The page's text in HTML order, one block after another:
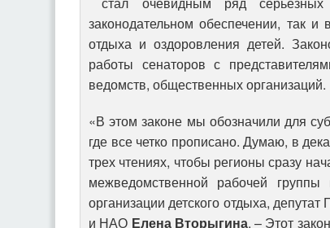
законодательном обеспечении, так и
отдыха и оздоровления детей.
работы сенаторов с
ведомств, общественных организаций.
«В этом законе мы обозначили для
где все четко прописано. Думаю, в
трех чтениях, чтобы регионы сразу
межведомственной рабочей группы
организации детского отдыха,
и НАО Елена Вторыгина. – Этот